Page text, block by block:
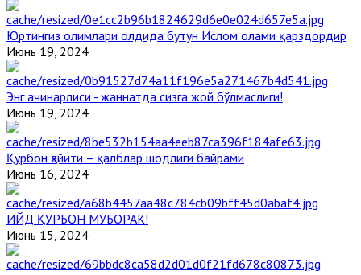
Юртингиз олимлари олдида бутун Ислом олами қарздордир
Июнь 19, 2024
Энг ачинарлиси - жаннатда сизга жой бўлмаслиги!
Июнь 19, 2024
Қурбон ҳайити – қалблар шодлиги байрами
Июнь 16, 2024
ИЙД ҚУРБОН МУБОРАК!
Июнь 15, 2024